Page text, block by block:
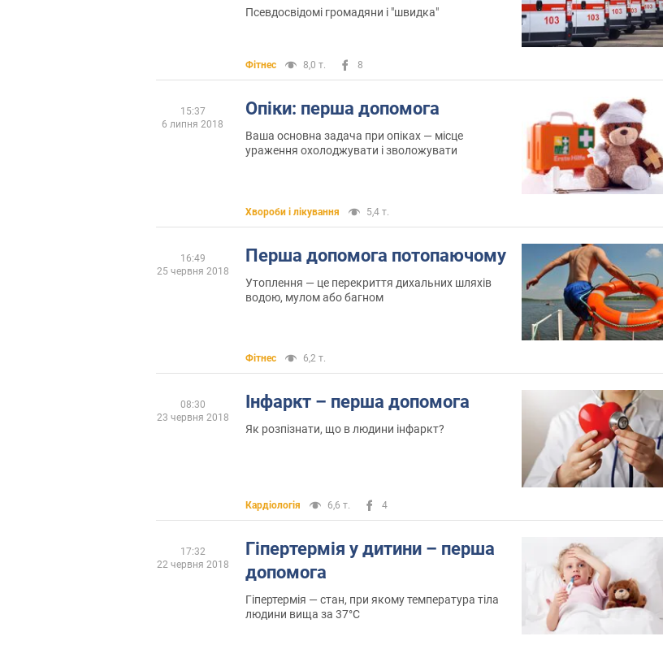
Псевдосвідомі громадяни і "швидка"
Фітнес 8,0 т. 8
Опіки: перша допомога
Ваша основна задача при опіках — місце
ураження охолоджувати і зволожувати
Хвороби і лікування 5,4 т.
15:37
6 липня 2018
Перша допомога потопаючому
Утоплення — це перекриття дихальних шляхів
водою, мулом або багном
Фітнес 6,2 т.
16:49
25 червня 2018
Інфаркт – перша допомога
Як розпізнати, що в людини інфаркт?
Кардіологія 6,6 т. 4
08:30
23 червня 2018
Гіпертермія у дитини – перша
допомога
Гіпертермія — стан, при якому температура тіла
людини вища за 37°С
17:32
22 червня 2018